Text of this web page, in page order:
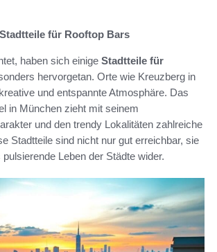
für Rooftop Bars
haben sich einige Stadtteile für
hervorgetan. Orte wie Kreuzberg in
und entspannte Atmosphäre. Das
in München zieht mit seinem
und den trendy Lokalitäten zahlreiche
Stadtteile sind nicht nur gut erreichbar, sie
Leben der Städte wider.